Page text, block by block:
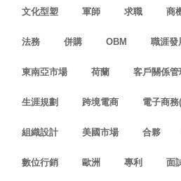
文化型塑 軍師 求職 商
法務 併購 OBM 職涯發
東南亞市場 荷蘭 客戶關係管
生涯規劃 跨境電商 電子商務
組織設計 美國市場 合夥
數位行銷 歐洲 專利 面